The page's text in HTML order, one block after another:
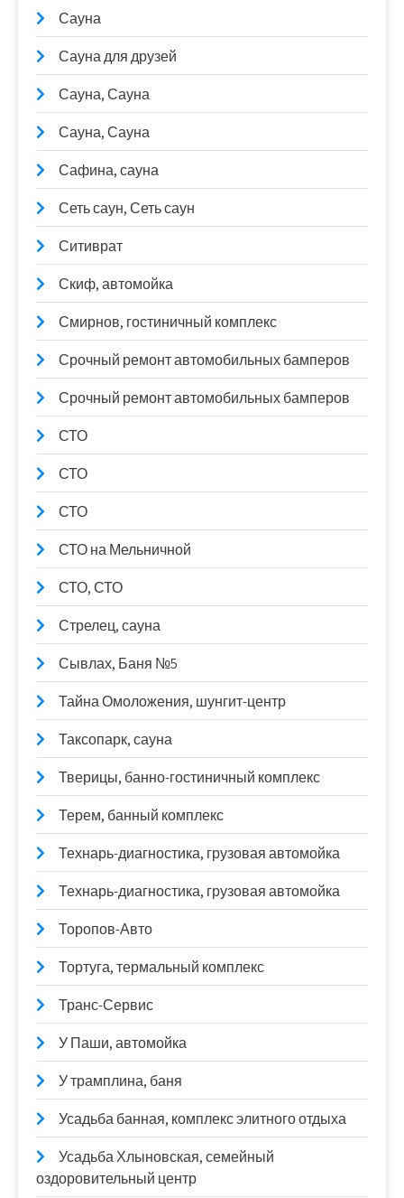
Сауна
Сауна для друзей
Сауна, Сауна
Сауна, Сауна
Сафина, сауна
Сеть саун, Сеть саун
Ситиврат
Скиф, автомойка
Смирнов, гостиничный комплекс
Срочный ремонт автомобильных бамперов
Срочный ремонт автомобильных бамперов
СТО
СТО
СТО
СТО на Мельничной
СТО, СТО
Стрелец, сауна
Сывлах, Баня №5
Тайна Омоложения, шунгит-центр
Таксопарк, сауна
Тверицы, банно-гостиничный комплекс
Терем, банный комплекс
Технарь-диагностика, грузовая автомойка
Технарь-диагностика, грузовая автомойка
Торопов-Авто
Тортуга, термальный комплекс
Транс-Сервис
У Паши, автомойка
У трамплина, баня
Усадьба банная, комплекс элитного отдыха
Усадьба Хлыновская, семейный
оздоровительный центр